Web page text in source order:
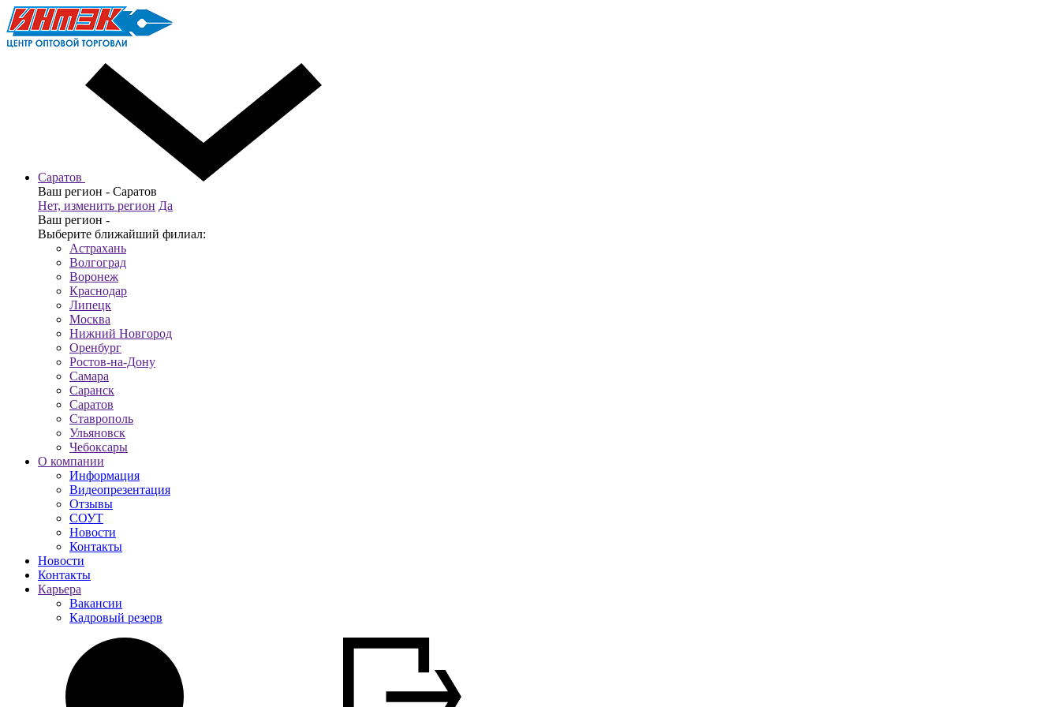
Саратов
Ваш регион - Саратов
Нет, изменить регион Да
Ваш регион -
Выберите ближайший филиал:
Астрахань
Волгоград
Воронеж
Краснодар
Липецк
Москва
Нижний Новгород
Оренбург
Ростов-на-Дону
Самара
Саранск
Саратов
Ставрополь
Ульяновск
Чебоксары
О компании
Информация
Видеопрезентация
Отзывы
СОУТ
Новости
Контакты
Новости
Контакты
Карьера
Вакансии
Кадровый резерв